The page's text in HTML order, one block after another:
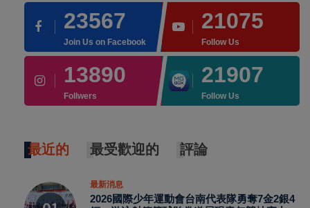
23567
Join Us on Facebook
21075
Follow Us
13890
Follwers
21907
Follow Us
最近的 最受歡迎的 評論
最新消息
2026國際少年運動會台南代表隊勇奪7金2銀4